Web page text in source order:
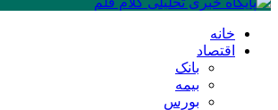
خانه
اقتصاد
بانک
بیمه
بورس